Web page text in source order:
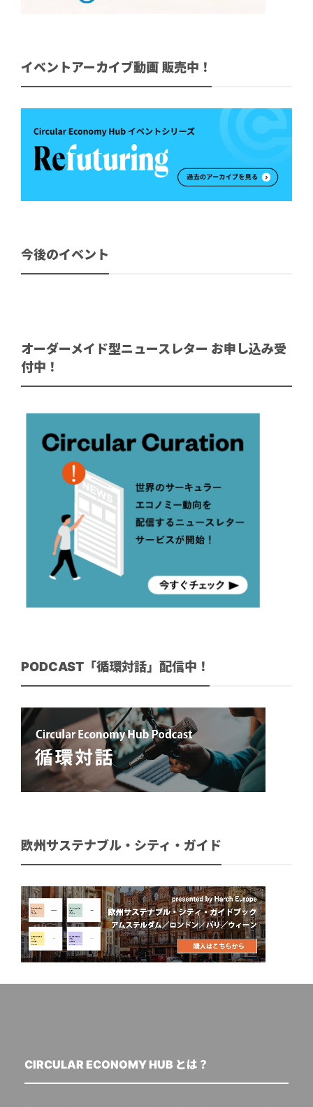
イベントアーカイブ動画 販売中！
今後のイベント
オーダーメイド型ニュースレター お申し込み受
付中！
PODCAST「循環対話」配信中！
欧州サステナブル・シティ・ガイド
CIRCULAR ECONOMY HUB とは？